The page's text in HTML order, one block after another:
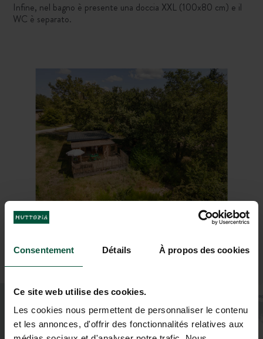
Consentement Détails À propos des cookies
Ce site web utilise des cookies.
Les cookies nous permettent de personnaliser le contenu
et les annonces, d'offrir des fonctionnalités relatives aux
Infine, nel bagno è presente una doccia XXL (100x80 cm) e il
WC è separato.
+
−